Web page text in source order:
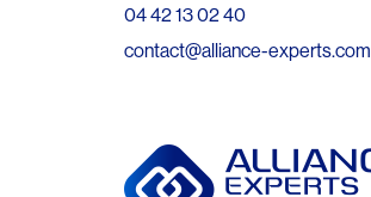
04 42 13 02 40
contact@alliance-experts.com